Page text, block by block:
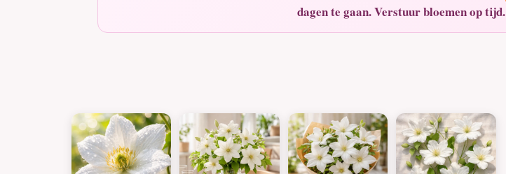
dagen te gaan. Verstuur bloemen op tijd.